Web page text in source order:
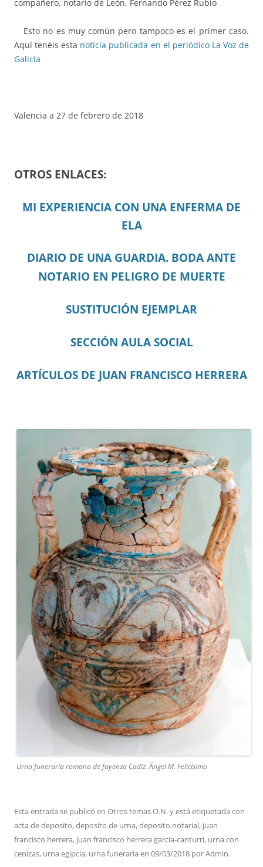
compañero, notario de León, Fernando Pérez Rubio
Esto no es muy común pero tampoco es el primer caso.
Aquí tenéis esta noticia publicada en el periódico La Voz de
Galicia
Valencia a 27 de febrero de 2018
OTROS ENLACES:
MI EXPERIENCIA CON UNA ENFERMA DE
ELA
DIARIO DE UNA GUARDIA. BODA ANTE
NOTARIO EN PELIGRO DE MUERTE
SUSTITUCIÓN EJEMPLAR
SECCIÓN AULA SOCIAL
ARTÍCULOS DE JUAN FRANCISCO HERRERA
Urna funeraria romana de fayenza Cadiz. Ángel M. Felicísimo
Esta entrada se publicó en Otros temas O.N.y está etiquetada con
acta de deposito,deposito de urna,deposito notarial, juan
francisco herrera, juan francisco herrera garcia-canturri, urna con
cenizas, urna egipcia, urna funeraria en 09/03/2018 porAdmin.